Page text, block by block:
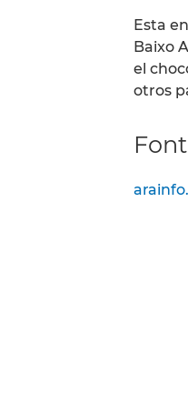
Esta
Baixo
el
otros